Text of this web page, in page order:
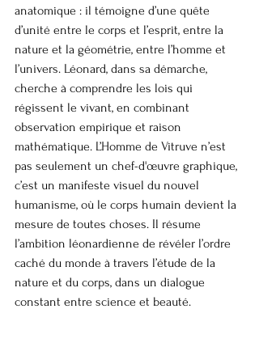
anatomique : il témoigne d’une quête
d’unité entre le corps et l’esprit, entre la
nature et la géométrie, entre l’homme et
l’univers. Léonard, dans sa démarche,
cherche à comprendre les lois qui
régissent le vivant, en combinant
observation empirique et raison
mathématique. L’Homme de Vitruve n’est
pas seulement un chef-d'œuvre graphique,
c’est un manifeste visuel du nouvel
humanisme, où le corps humain devient la
mesure de toutes choses. Il résume
l’ambition léonardienne de révéler l’ordre
caché du monde à travers l’étude de la
nature et du corps, dans un dialogue
constant entre science et beauté.